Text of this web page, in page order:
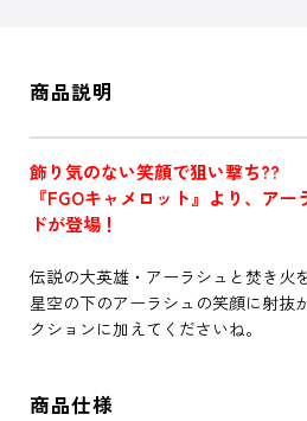
商品説明
飾り気のない笑顔で狙い撃ち??
『FGOキャメロット』より、ア
ドが登場！
伝説の大英雄・アーラシュと焚き火
星空の下のアーラシュの笑顔に射抜
クションに加えてくださいね。
商品仕様